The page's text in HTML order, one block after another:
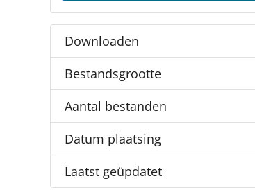
Downloaden
Bestandsgrootte
Aantal bestanden
Datum plaatsing
Laatst geüpdatet